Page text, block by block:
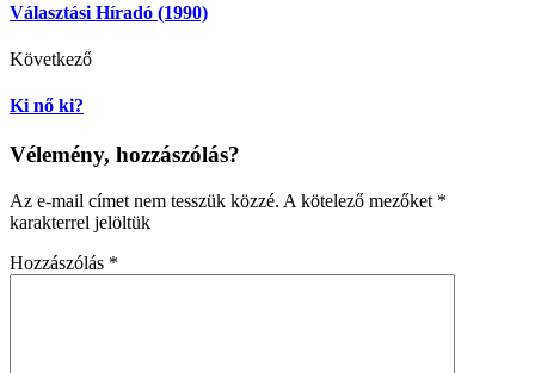
Választási Híradó (1990)
Következő
Ki nő ki?
Vélemény, hozzászólás?
Az e-mail címet nem tesszük közzé. A kötelező mezőket *
karakterrel jelöltük
Hozzászólás *